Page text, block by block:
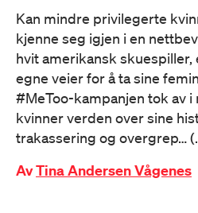
Kan mindre privilegerte
kjenne seg igjen i en
hvit amerikansk skuespiller,
egne veier for å ta sine
#MeToo-kampanjen tok av
kvinner verden over sine
trakassering og overgrep…
AvTina Andersen Vågenes